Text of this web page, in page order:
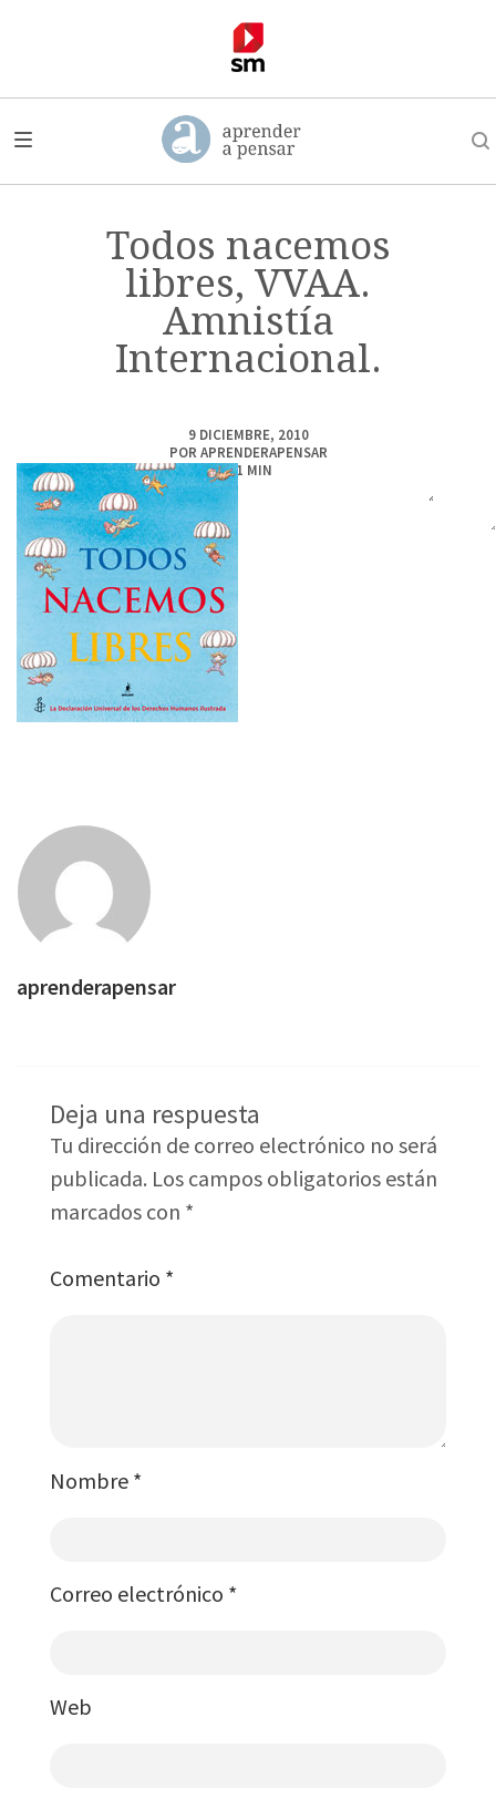
Todos nacemos
libres, VVAA.
Amnistía
Internacional.
9 DICIEMBRE, 2010
POR APRENDERAPENSAR
< 1 MIN
aprenderapensar
Deja una respuesta
Tu dirección de correo electrónico no será
publicada. Los campos obligatorios están
marcados con *
Comentario *
Nombre *
Correo electrónico *
Web